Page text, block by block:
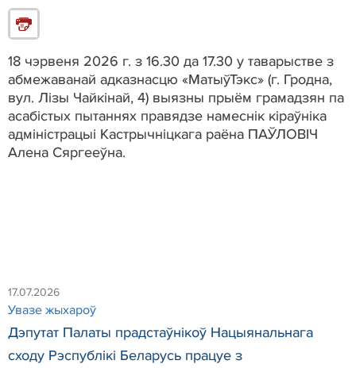
18 чэрвеня 2026 г. з 16.30 да 17.30 у таварыстве з
абмежаванай адказнасцю «МатыўТэкс» (г. Гродна,
вул. Лізы Чайкінай, 4) выязны прыём грамадзян па
асабістых пытаннях правядзе намеснік кіраўніка
адміністрацыі Кастрычніцкага раёна ПАЎЛОВІЧ
Алена Сяргееўна.
17.07.2026
Увазе жыхароў
Дэпутат Палаты прадстаўнікоў Нацыянальнага
сходу Рэспублікі Беларусь працуе з